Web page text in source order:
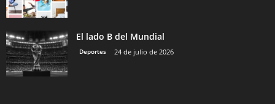
El lado B del Mundial
Deportes 24 de julio de 2026